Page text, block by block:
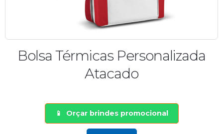
Bolsa Térmicas Personalizada
Atacado
Orçar brindes promocional